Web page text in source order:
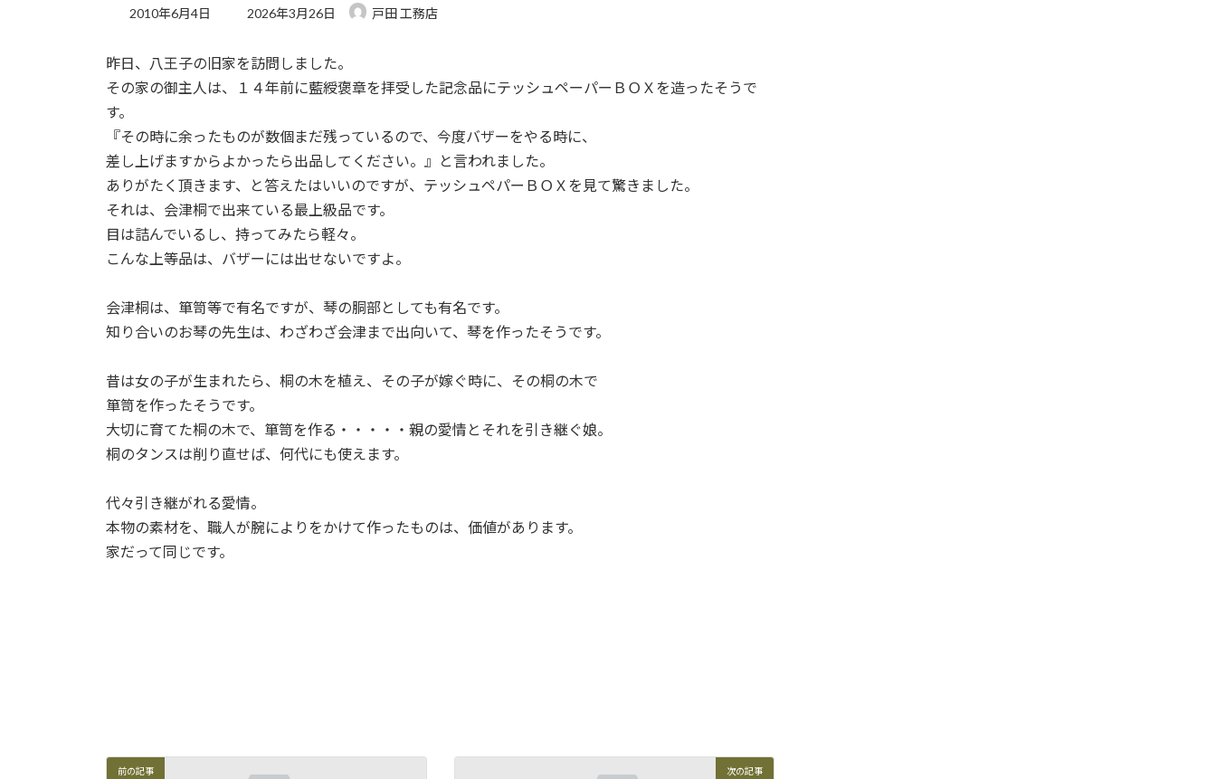
2010年6月4日
最
新
日
2026年3月26日 戸田 工務店
昨日、八王子の旧家を訪問しました。
その家の御主人は、１４年前に藍綬褒章を拝受した記念品にテッシュペーパーＢＯＸを造ったそうで
す。
『その時に余ったものが数個まだ残っているので、今度バザーをやる時に、
差し上げますからよかったら出品してください。』と言われました。
ありがたく頂きます、と答えたはいいのですが、テッシュペパーＢＯＸを見て驚きました。
それは、会津桐で出来ている最上級品です。
目は詰んでいるし、持ってみたら軽々。
こんな上等品は、バザーには出せないですよ。
会津桐は、箪笥等で有名ですが、琴の胴部としても有名です。
知り合いのお琴の先生は、わざわざ会津まで出向いて、琴を作ったそうです。
昔は女の子が生まれたら、桐の木を植え、その子が嫁ぐ時に、その桐の木で
箪笥を作ったそうです。
大切に育てた桐の木で、箪笥を作る・・・・・親の愛情とそれを引き継ぐ娘。
桐のタンスは削り直せば、何代にも使えます。
代々引き継がれる愛情。
本物の素材を、職人が腕によりをかけて作ったものは、価値があります。
家だって同じです。
前の記事 次の記事